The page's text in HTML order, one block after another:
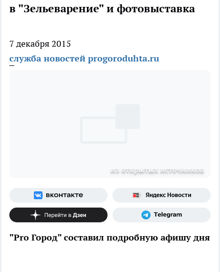
в "Зельеварение" и фотовыставка
7 декабря 2015
служба новостей progoroduhta.ru
из открытых источников
"Pro Город" составил подробную афишу дня